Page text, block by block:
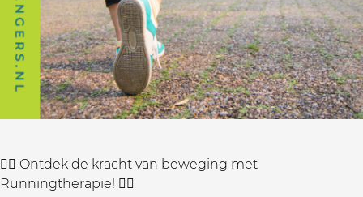
🏃‍♀️ Ontdek de kracht van beweging met
Runningtherapie! 🏃‍♂️